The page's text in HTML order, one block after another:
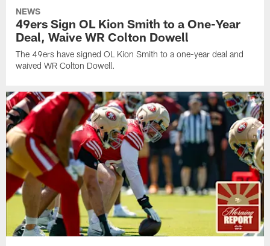
NEWS
49ers Sign OL Kion Smith to a One-Year
Deal, Waive WR Colton Dowell
The 49ers have signed OL Kion Smith to a one-year deal and
waived WR Colton Dowell.